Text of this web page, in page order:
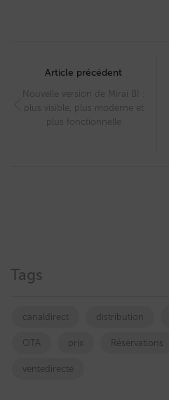
navigation
Article précédent
Nouvelle version de Mirai BI :
plus visible, plus moderne et
plus fonctionnelle
Tags
canaldirect distribution
OTA prix Réservations
ventedirecte